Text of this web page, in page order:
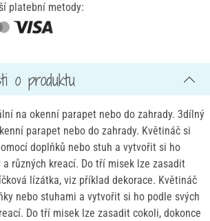
platební metody:
o produktu
na okenní parapet nebo do zahrady. 3dílný
parapet nebo do zahrady. Květináč si
doplňků nebo stuh a vytvořit si ho
různých kreací. Do tří misek lze zasadit
lízátka, viz příklad dekorace. Květináč
nebo stuhami a vytvořit si ho podle svých
Do tří misek lze zasadit cokoli, dokonce